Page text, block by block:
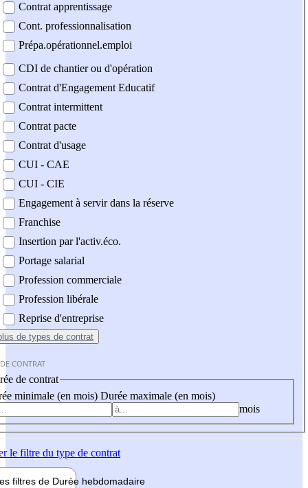
Contrat apprentissage
Cont. professionnalisation
Prépa.opérationnel.emploi
CDI de chantier ou d'opération
Contrat d'Engagement Educatif
Contrat intermittent
Contrat pacte
Contrat d'usage
CUI - CAE
CUI - CIE
Engagement à servir dans la réserve
Franchise
Insertion par l'activ.éco.
Portage salarial
Profession commerciale
Profession libérale
Reprise d'entreprise
de types de contrat
CONTRAT
de contrat
minimale (en mois) Durée maximale (en mois)
mois
le filtre du type de contrat
filtres de Durée hebdomadaire